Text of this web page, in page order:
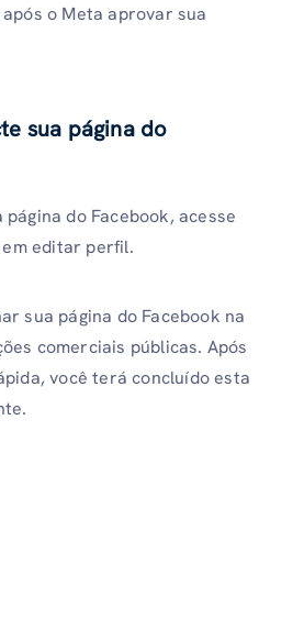
o Meta aprovar sua
sua página do
do Facebook, acesse
editar perfil.
sua página do Facebook na
comerciais públicas. Após
você terá concluído esta